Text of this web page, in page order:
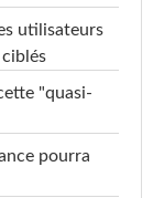
utilisateurs
"quasi-
pourra